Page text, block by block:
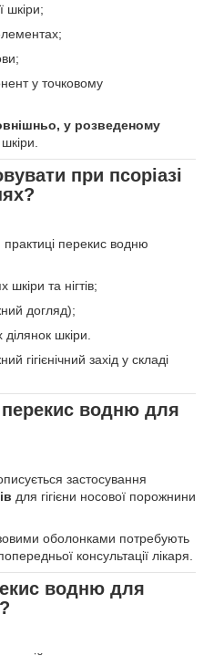
шкіри;
у точковому
у розведеному
при псоріазі
практиці перекис водню
та нігтів;
догляд);
шкіри.
гігієнічний захід у складі
перекис водню для
застосування
для гігієни носової порожнини
оболонками потребують
консультації лікаря.
водню для